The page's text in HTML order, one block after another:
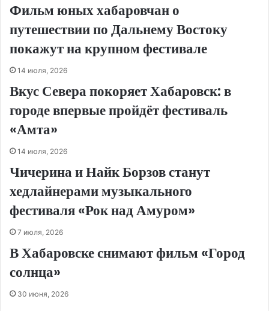
Фильм юных хабаровчан о
путешествии по Дальнему Востоку
покажут на крупном фестивале
14 июля, 2026
Вкус Севера покоряет Хабаровск: в
городе впервые пройдёт фестиваль
«Амта»
14 июля, 2026
Чичерина и Найк Борзов станут
хедлайнерами музыкального
фестиваля «Рок над Амуром»
7 июля, 2026
В Хабаровске снимают фильм «Город
солнца»
30 июня, 2026